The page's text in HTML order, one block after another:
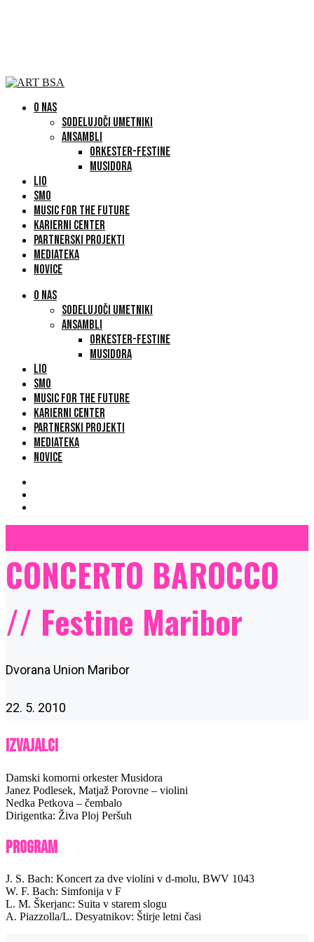
O NAS
SODELUJOČI UMETNIKI
ANSAMBLI
ORKESTER-FESTINE
MUSIDORA
LIO
SMO
MUSIC FOR THE FUTURE
KARIERNI CENTER
PARTNERSKI PROJEKTI
MEDIATEKA
NOVICE
O NAS
SODELUJOČI UMETNIKI
ANSAMBLI
ORKESTER-FESTINE
MUSIDORA
LIO
SMO
MUSIC FOR THE FUTURE
KARIERNI CENTER
PARTNERSKI PROJEKTI
MEDIATEKA
NOVICE
CONCERTO BAROCCO
// Festine Maribor
Dvorana Union Maribor
22. 5. 2010
Izvajalci
Damski komorni orkester Musidora
Janez Podlesek, Matjaž Porovne – violini
Nedka Petkova – čembalo
Dirigentka: Živa Ploj Peršuh
Program
J. S. Bach: Koncert za dve violini v d-molu, BWV 1043
W. F. Bach: Simfonija v F
L. M. Škerjanc: Suita v starem slogu
A. Piazzolla/L. Desyatnikov: Štirje letni časi